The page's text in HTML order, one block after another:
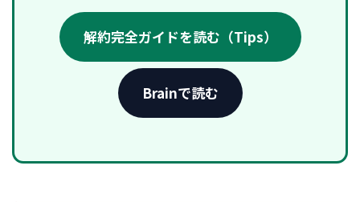
解約完全ガイドを読む（Tips）
Brainで読む